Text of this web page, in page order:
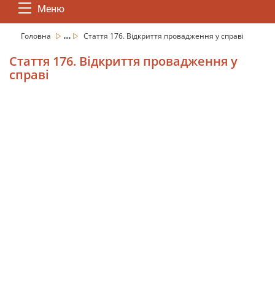
Меню
Головна ... Стаття 176. Відкриття провадження у справі
Стаття 176. Відкриття провадження у
справі